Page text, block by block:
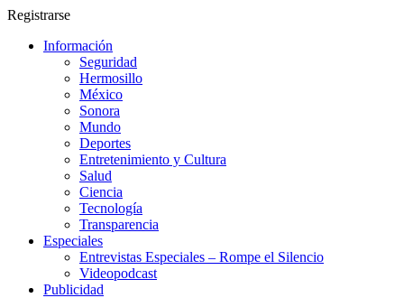
Registrarse
Información
Seguridad
Hermosillo
México
Sonora
Mundo
Deportes
Entretenimiento y Cultura
Salud
Ciencia
Tecnología
Transparencia
Especiales
Entrevistas Especiales – Rompe el Silencio
Videopodcast
Publicidad